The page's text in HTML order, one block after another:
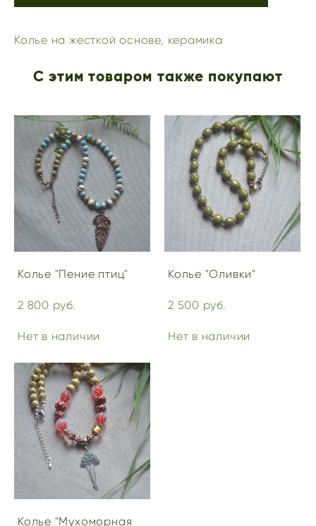
Колье на жесткой основе, керамика
С этим товаром также покупают
Колье "Пение птиц"
2 800 pуб.
Нет в наличии
Колье "Оливки"
2 500 pуб.
Нет в наличии
Колье "Мухоморная